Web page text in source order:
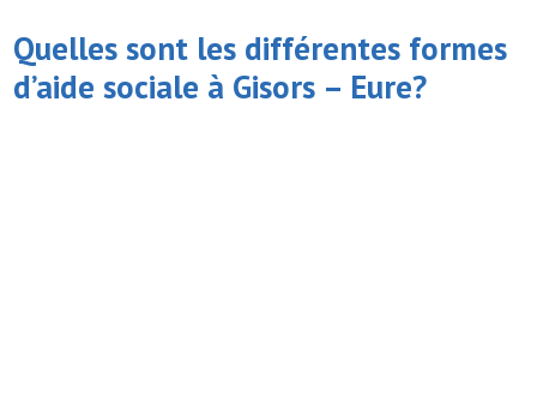
Quelles sont les différentes formes
d’aide sociale à Gisors – Eure?